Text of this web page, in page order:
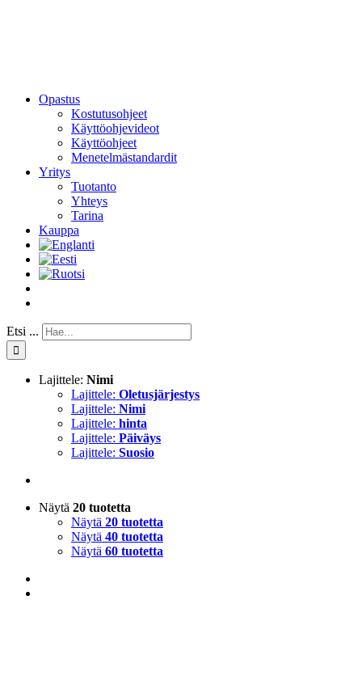
Opastus
Kostutusohjeet
Käyttöohjevideot
Käyttöohjeet
Menetelmästandardit
Yritys
Tuotanto
Yhteys
Tarina
Kauppa
Etsi ...
Lajittele: Nimi
Lajittele: Oletusjärjestys
Lajittele: Nimi
Lajittele: hinta
Lajittele: Päiväys
Lajittele: Suosio
Näytä 20 tuotetta
Näytä 20 tuotetta
Näytä 40 tuotetta
Näytä 60 tuotetta